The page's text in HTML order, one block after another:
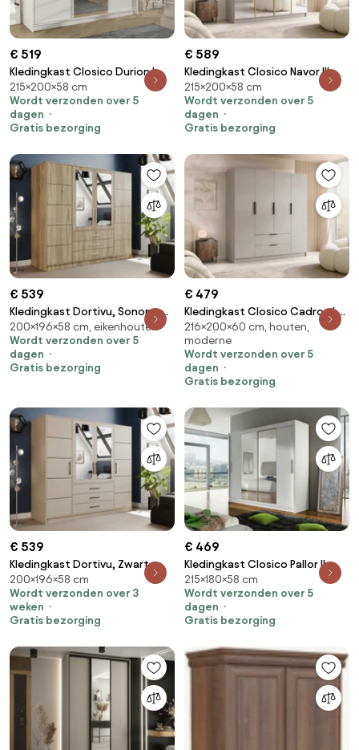
€ 519
Kledingkast Closico Durion I,
Wit, 215x200x58cm, 169 kg,
Kledingkast deuren: Schuivend,
Aantal planken: 9, Aantal
215×200×58 cm
Wordt verzonden over 5
dagen
Gratis bezorging
€ 589
Kledingkast Closico Navor III,
Gouden, Kasjmier,
215x200x58cm, 176 kg,
Kledingkast deuren: Met
215×200×58 cm
Wordt verzonden over 5
dagen
Gratis bezorging
€ 539
Kledingkast Dortivu, Sonoma
eik, Zilver, 200x196x58cm, 174
kg, Kledingkast deuren: Met
scharnieren
200×196×58 cm, eikenhouten
Wordt verzonden over 5
dagen
Gratis bezorging
€ 479
Kledingkast Closico Cadron I,
Kasjmier, Zwart,
216x200x60cm, 203 kg,
Kledingkast deuren: Met
scharnieren
216×200×60 cm, houten,
moderne
Wordt verzonden over 5
dagen
Gratis bezorging
€ 539
Kledingkast Dortivu, Zwart,
Kasjmier, 200x196x58cm, 174
kg, Kledingkast deuren: Met
scharnieren
200×196×58 cm
Wordt verzonden over 3
weken
Gratis bezorging
€ 469
Kledingkast Closico Pallor II,
Wit, 215x180x58cm, 147 kg,
Kledingkast deuren: Schuivend,
Aantal planken: 5, Aantal
215×180×58 cm
Wordt verzonden over 5
dagen
Gratis bezorging